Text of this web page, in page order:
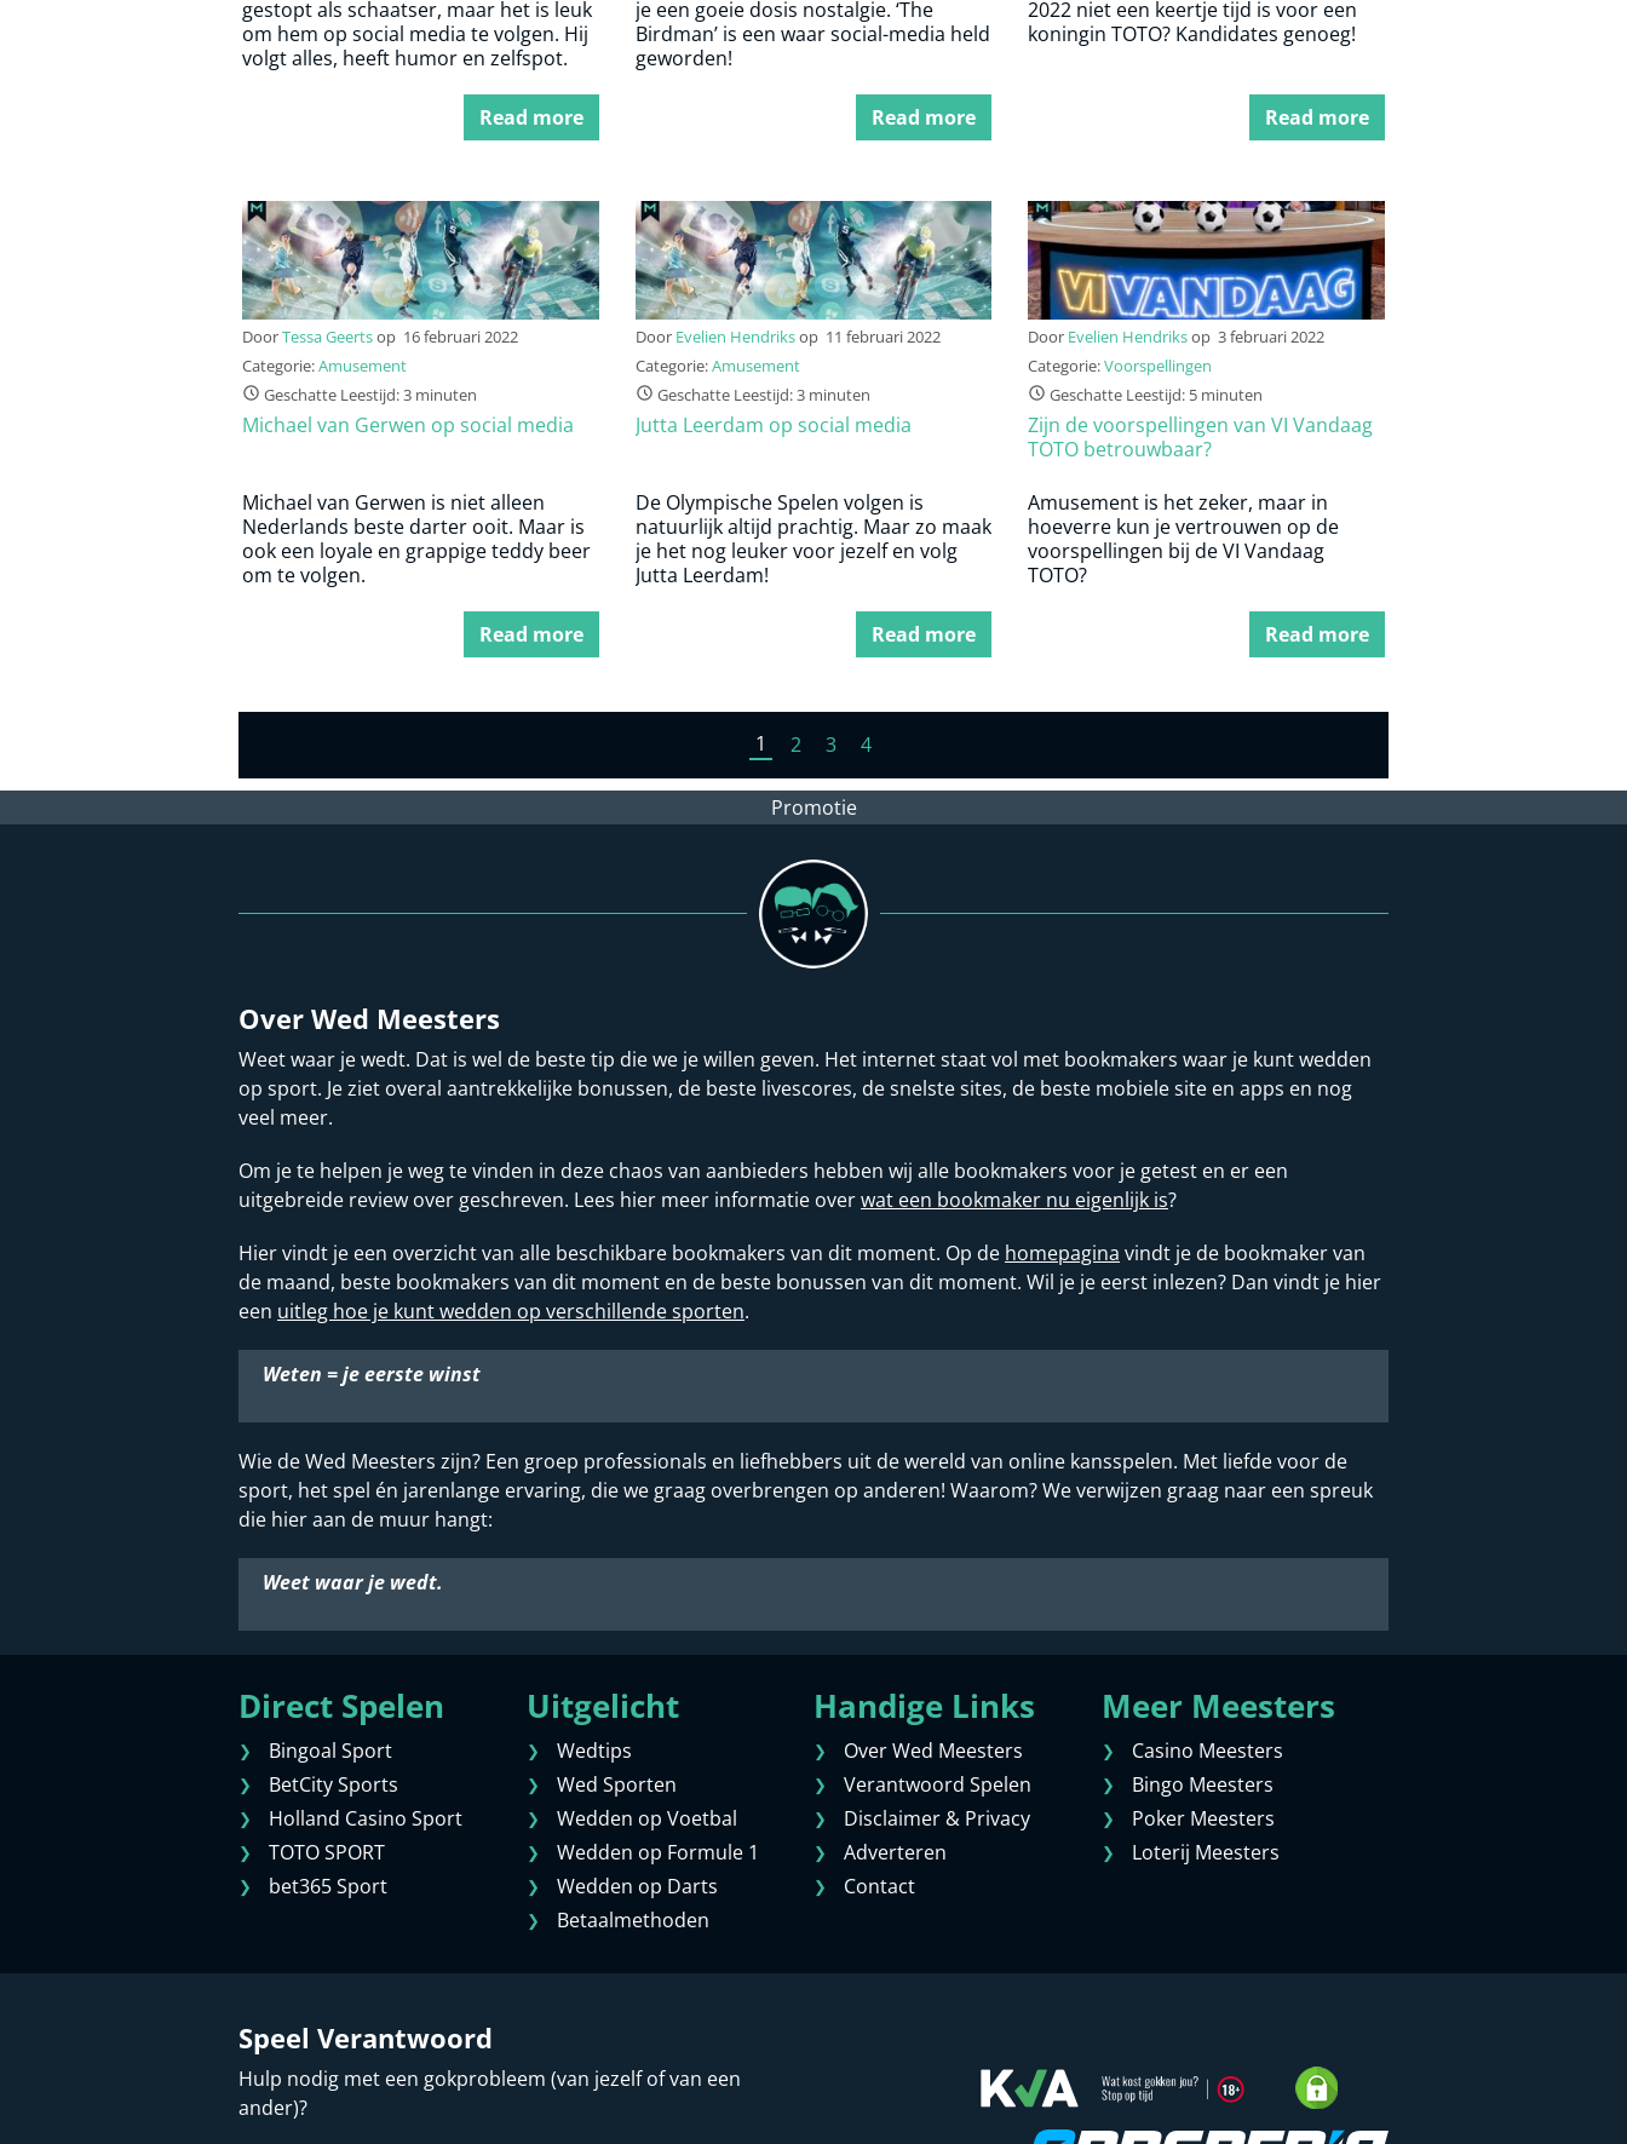
gestopt als schaatser, maar het is leuk
om hem op social media te volgen. Hij
volgt alles, heeft humor en zelfspot.
Read more
je een goeie dosis nostalgie. ‘The
Birdman’ is een waar social-media held
geworden!
Read more
2022 niet een keertje tijd is voor een
koningin TOTO? Kandidates genoeg!
Read more
DoorTessa Geertsop 16 februari 2022
Categorie:Amusement
Geschatte Leestijd: 3 minuten
Michael van Gerwen op social media
Michael van Gerwen is niet alleen
Nederlands beste darter ooit. Maar is
ook een loyale en grappige teddy beer
om te volgen.
Read more
Door Evelien Hendriksop 11 februari 2022
Categorie:Amusement
Geschatte Leestijd: 3 minuten
Jutta Leerdam op social media
De Olympische Spelen volgen is
natuurlijk altijd prachtig. Maar zo maak
je het nog leuker voor jezelf en volg
Jutta Leerdam!
Read more
Door Evelien Hendriksop3 februari 2022
Categorie:Voorspellingen
Geschatte Leestijd: 5 minuten
Zijn de voorspellingen van VI Vandaag
TOTO betrouwbaar?
Amusement is het zeker, maar in
hoeverre kun je vertrouwen op de
voorspellingen bij de VI Vandaag
TOTO?
Read more
1 2 3 4
Promotie
Over Wed Meesters
Weet waar je wedt. Dat is wel de beste tip die we je willen geven. Het internet staat vol met bookmakers waar je kunt wedden
op sport. Je ziet overal aantrekkelijke bonussen, de beste livescores, de snelste sites, de beste mobiele site en apps en nog
veel meer.
Om je te helpen je weg te vinden in deze chaos van aanbieders hebben wij alle bookmakers voor je getest en er een
uitgebreide review over geschreven. Lees hier meer informatie overwat een bookmaker nu eigenlijk is?
Hier vindt je een overzicht van alle beschikbare bookmakers van dit moment. Op de homepagina vindt je de bookmaker van
de maand, beste bookmakers van dit moment en de beste bonussen van dit moment. Wil je je eerst inlezen? Dan vindt je hier
een uitleg hoe je kunt wedden op verschillende sporten.
Weten = je eerste winst
Wie de Wed Meesters zijn? Een groep professionals en liefhebbers uit de wereld van online kansspelen. Met liefde voor de
sport, het spel én jarenlange ervaring, die we graag overbrengen op anderen! Waarom? We verwijzen graag naar een spreuk
die hier aan de muur hangt:
Weet waar je wedt.
Direct Spelen
Bingoal Sport
BetCity Sports
Holland Casino Sport
TOTO SPORT
bet365 Sport
Uitgelicht
Wedtips
Wed Sporten
Wedden op Voetbal
Wedden op Formule 1
Wedden op Darts
Betaalmethoden
Handige Links
Over Wed Meesters
Verantwoord Spelen
Disclaimer & Privacy
Adverteren
Contact
Meer Meesters
Casino Meesters
Bingo Meesters
Poker Meesters
Loterij Meesters
Speel Verantwoord
Hulp nodig met een gokprobleem (van jezelf of van een
ander)?